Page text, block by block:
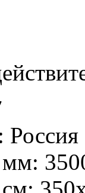
Россия
мм: